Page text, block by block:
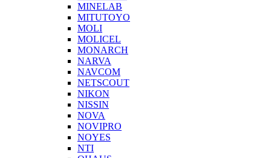
MINELAB
MITUTOYO
MOLI
MOLICEL
MONARCH
NARVA
NAVCOM
NETSCOUT
NIKON
NISSIN
NOVA
NOVIPRO
NOYES
NTI